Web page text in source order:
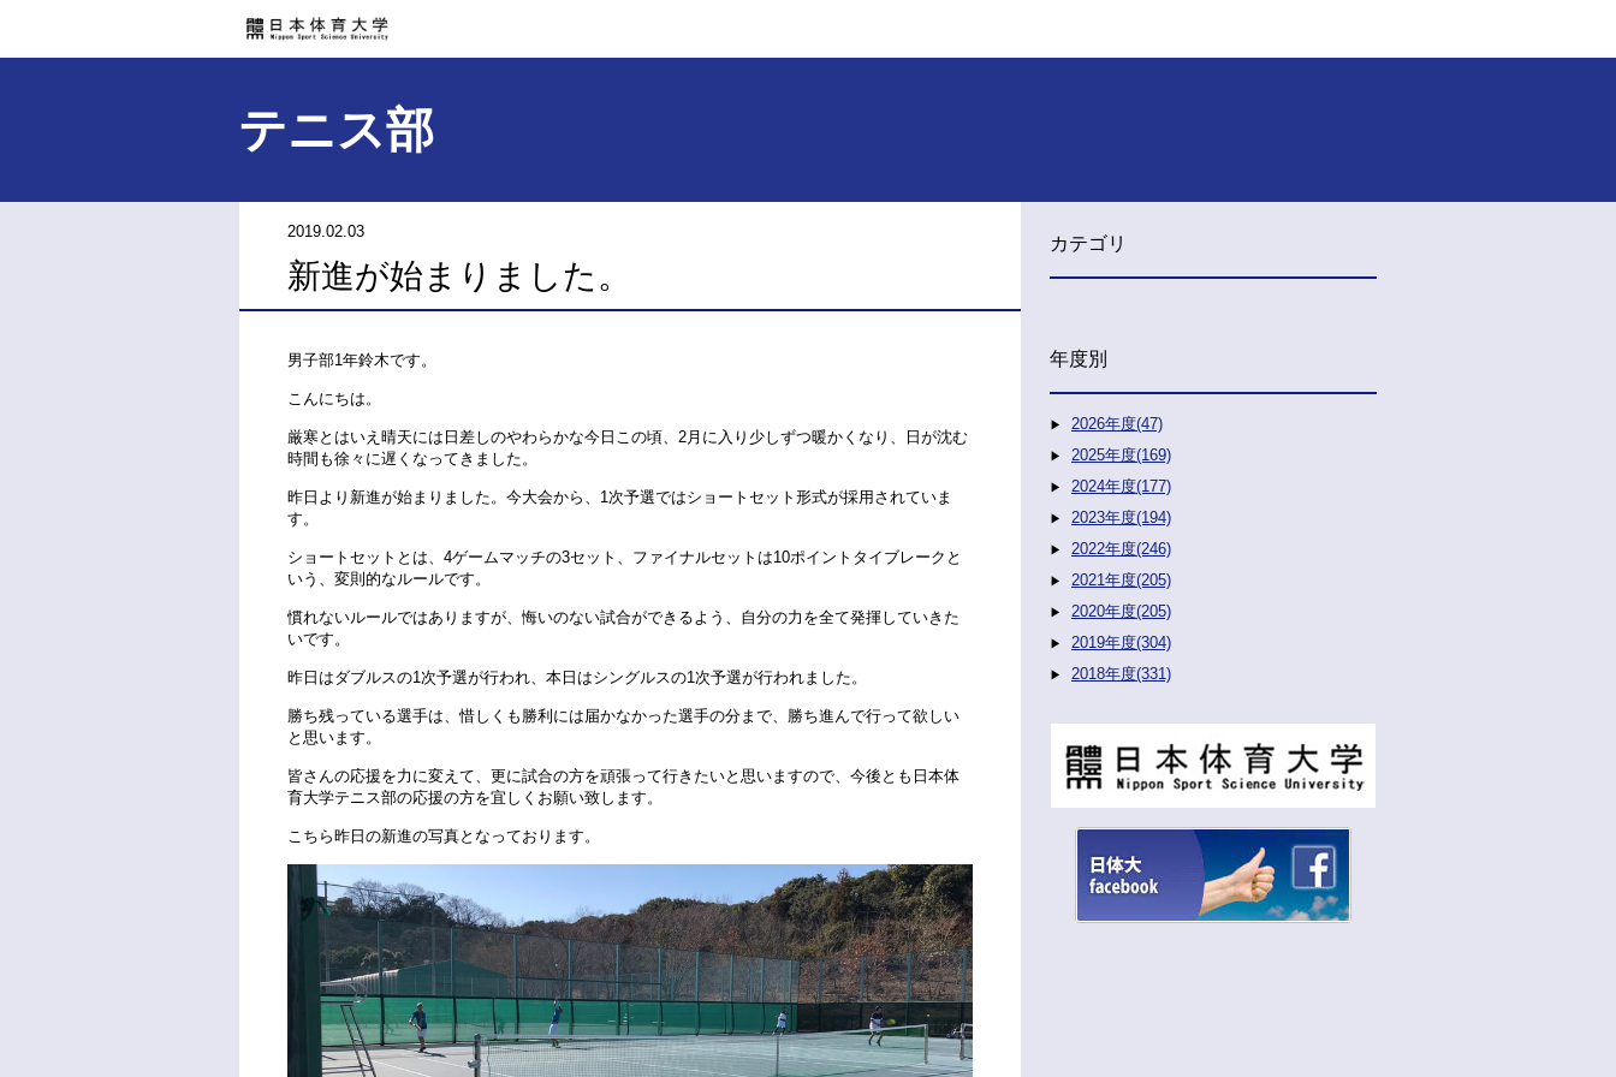
テニス部
2019.02.03
新進が始まりました。
男子部1年鈴木です。
こんにちは。
厳寒とはいえ晴天には日差しのやわらかな今日この頃、2月に入り少しずつ暖かくなり、日が沈む
時間も徐々に遅くなってきました。
昨日より新進が始まりました。今大会から、1次予選ではショートセット形式が採用されていま
す。
ショートセットとは、4ゲームマッチの3セット、ファイナルセットは10ポイントタイブレークと
いう、変則的なルールです。
慣れないルールではありますが、悔いのない試合ができるよう、自分の力を全て発揮していきた
いです。
昨日はダブルスの1次予選が行われ、本日はシングルスの1次予選が行われました。
勝ち残っている選手は、惜しくも勝利には届かなかった選手の分まで、勝ち進んで行って欲しい
と思います。
皆さんの応援を力に変えて、更に試合の方を頑張って行きたいと思いますので、今後とも日本体
育大学テニス部の応援の方を宜しくお願い致します。
こちら昨日の新進の写真となっております。
カテゴリ
年度別
2026年度(47)
2025年度(169)
2024年度(177)
2023年度(194)
2022年度(246)
2021年度(205)
2020年度(205)
2019年度(304)
2018年度(331)